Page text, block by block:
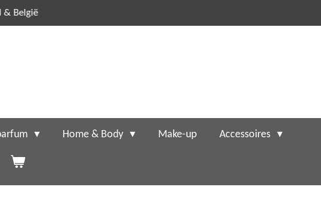
& België
Home & Body Make-up Accessoires